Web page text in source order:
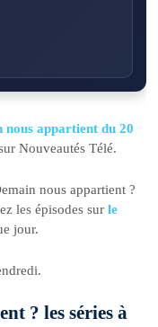
nous appartient du 20
Nouveautés Télé.
nous appartient ?
les épisodes surle
jour.
? les séries à